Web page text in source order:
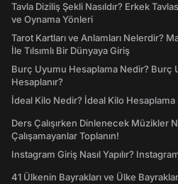
Tavla Diziliş Şekli Nasıldır? Erkek
ve Oynama Yönleri
Tarot Kartları ve Anlamları Nelerdir?
İle Tılsımlı Bir Dünyaya Giriş
Burç Uyumu Hesaplama Nedir? Burç
Hesaplanır?
İdeal Kilo Nedir? İdeal Kilo Hesaplama
Ders Çalışırken Dinlenecek Müzikler
Çalışamayanlar Toplanın!
Instagram Giriş Nasıl Yapılır?
41 Ülkenin Bayrakları ve Ülke